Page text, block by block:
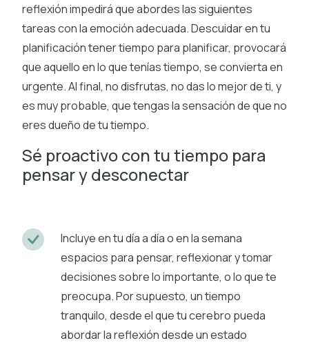
reflexión impedirá que abordes las siguientes
tareas con la emoción adecuada. Descuidar en tu
planificación tener tiempo para planificar, provocará
que aquello en lo que tenías tiempo, se convierta en
urgente. Al final, no disfrutas, no das lo mejor de ti, y
es muy probable, que tengas la sensación de que no
eres dueño de tu tiempo.
Sé proactivo con tu tiempo para
pensar y desconectar
Incluye en tu día a día o en la semana
espacios para pensar, reflexionar y tomar
decisiones sobre lo importante, o lo que te
preocupa. Por supuesto, un tiempo
tranquilo, desde el que tu cerebro pueda
abordar la reflexión desde un estado